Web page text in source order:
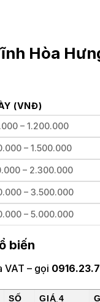
Hòa
(VNĐ)
– 1.200.000
– 1.500.000
– 2.300.000
– 3.500.000
– 5.000.000
biến
VAT – gọi
SỐ
GIÁ 4